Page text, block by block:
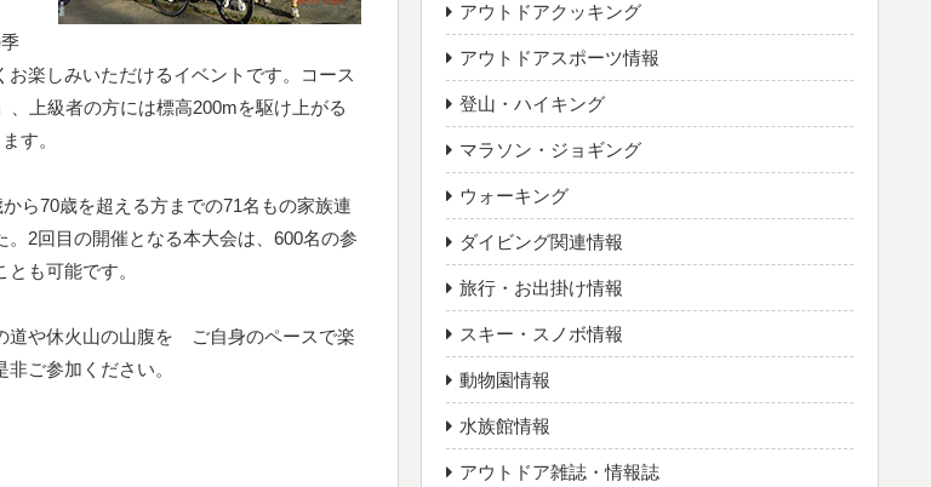
楽しみいただけるイベントです。コース
上級者の方には標高200mを駆け上がる
す。
ら70歳を超える方までの71名もの家族連
2回目の開催となる本大会は、600名の参
も可能です。
道や休火山の山腹を ご自身のペースで楽
ご参加ください。
アウトドアクッキング
アウトドアスポーツ情報
登山・ハイキング
マラソン・ジョギング
ウォーキング
ダイビング関連情報
旅行・お出掛け情報
スキー・スノボ情報
動物園情報
水族館情報
アウトドア雑誌・情報誌